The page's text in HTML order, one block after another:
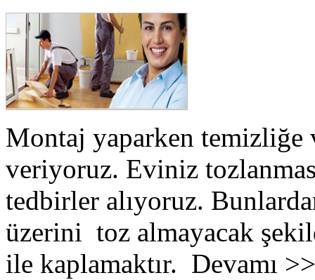
Montaj yaparken
veriyoruz. Eviniz
tedbirler alıyoruz.
üzerini toz almayacak
ile kaplamaktır. Devamı